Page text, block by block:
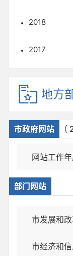
2018
2017
地方
市政府网站 （
网站工作
部门网站
市发展和
市经济和